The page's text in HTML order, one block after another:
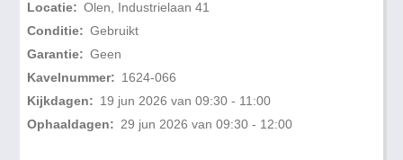
Locatie: Olen, Industrielaan 41
Conditie: Gebruikt
Garantie: Geen
Kavelnummer: 1624-066
Kijkdagen: 19 jun 2026 van 09:30 - 11:00
Ophaaldagen: 29 jun 2026 van 09:30 - 12:00